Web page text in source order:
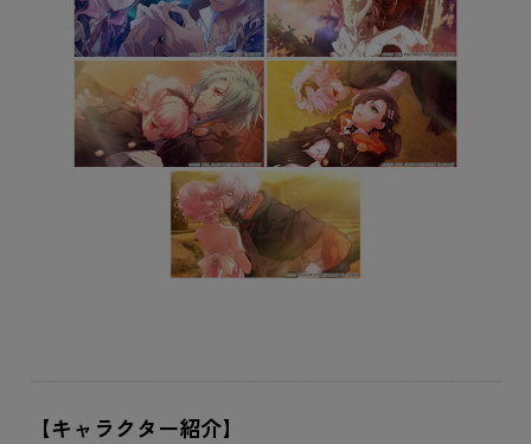
【キャラクター紹介】